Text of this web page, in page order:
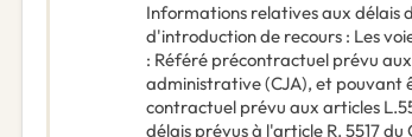
Informations relatives aux délais
d'introduction de recours : Les
: Référé précontractuel prévu aux
administrative (CJA), et pouvant
contractuel prévu aux articles
délais prévus à l'article R. 5517